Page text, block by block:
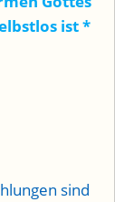
ist*
sind